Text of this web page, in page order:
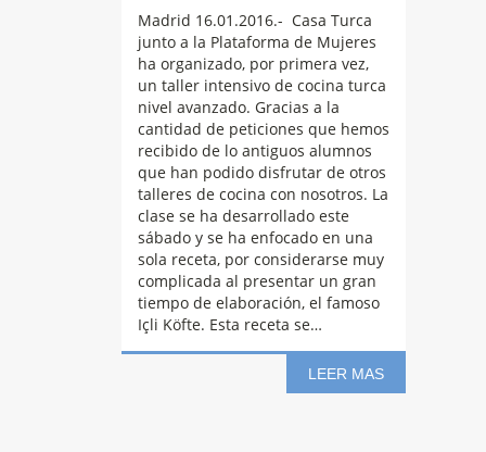
Madrid 16.01.2016.- Casa Turca
junto a la Plataforma de Mujeres
ha organizado, por primera vez,
un taller intensivo de cocina turca
nivel avanzado. Gracias a la
cantidad de peticiones que hemos
recibido de lo antiguos alumnos
que han podido disfrutar de otros
talleres de cocina con nosotros. La
clase se ha desarrollado este
sábado y se ha enfocado en una
sola receta, por considerarse muy
complicada al presentar un gran
tiempo de elaboración, el famoso
Içli Köfte. Esta receta se…
LEER MAS